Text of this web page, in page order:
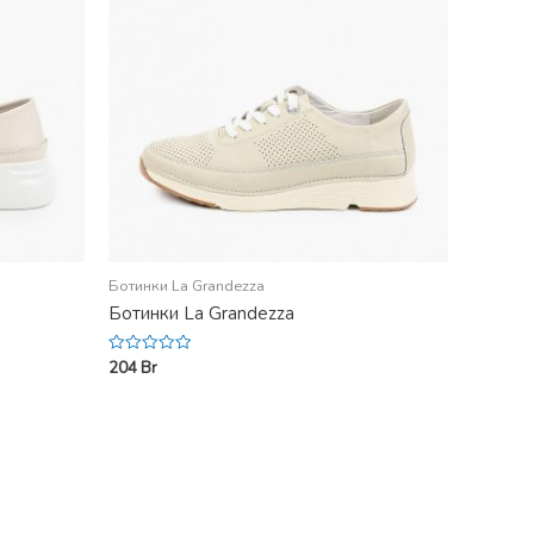
Ботинки La Grandezza
Ботинки La Grandezza
Rated
204Br